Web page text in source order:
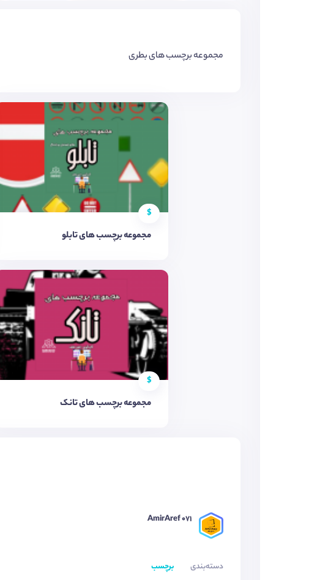
مجموعه برچسب های بطری
$
مجموعه برچسب های تابلو
$
مجموعه برچسب های تانک
AmirAref 071
دسته‌بندی برچسب